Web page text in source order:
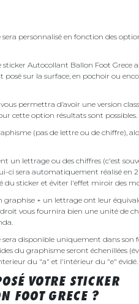
personnalisé en fonction des
Autocollant Ballon Foot Grece
posé sur la surface, en pochoir ou
vous permettra d’avoir une version
cette option résultats sont possibles.
(pas de lettre ou de chiffre),
un lettrage ou des chiffres (c'est
ci sera automatiquement réalisé en
sticker et éviter l'effet miroir des
graphise + un lettrage ont leur
vous fournira bien une unité de
disponible uniquement dans son
du graphisme seront échenillées
du "a" et l'intérieur du "e" évidé.
VOTRE STICKER
FOOT GRECE ?